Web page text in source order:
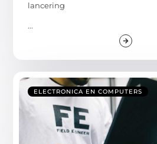
lancering
...
ELECTRONICA EN COMPUTERS